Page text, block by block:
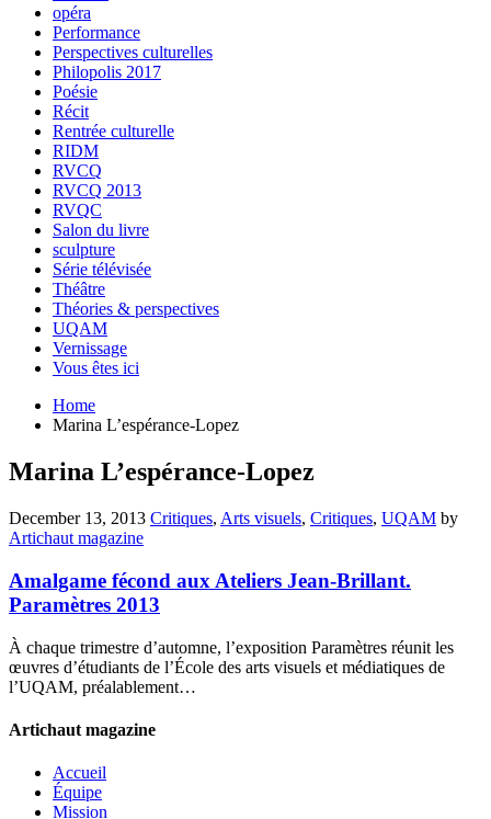
opéra
Performance
Perspectives culturelles
Philopolis 2017
Poésie
Récit
Rentrée culturelle
RIDM
RVCQ
RVCQ 2013
RVQC
Salon du livre
sculpture
Série télévisée
Théâtre
Théories & perspectives
UQAM
Vernissage
Vous êtes ici
Home
Marina L’espérance-Lopez
Marina L’espérance-Lopez
December 13, 2013 Critiques, Arts visuels, Critiques, UQAM by
Artichaut magazine
Amalgame fécond aux Ateliers Jean-Brillant.
Paramètres 2013
À chaque trimestre d’automne, l’exposition Paramètres réunit les
œuvres d’étudiants de l’École des arts visuels et médiatiques de
l’UQAM, préalablement…
Artichaut magazine
Accueil
Équipe
Mission